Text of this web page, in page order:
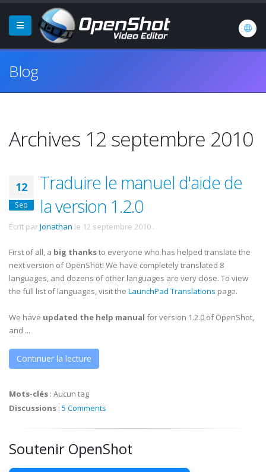
Blog
Archives 12 septembre 2010
12
Sep
Traduire le manuel d'aide de
la version 1.2.0
Écrit parJonathan le 12 septembre 2010 .
First of all, a big thanksto everyone who has helped translate the
next version of OpenShot! We have completely translated 8
languages, and dozens of other languages are very close. To view
the full list of languages, visit the LaunchPad Translations page.
We have updated the help manual for version 1.2.0 of OpenShot,
and ...
Continuer la lecture
Mots-clés : Aucun tag
Discussions : 5 Comments
Soutenir OpenShot